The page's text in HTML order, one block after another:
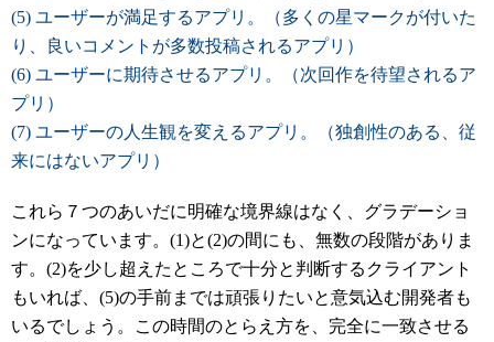
(5) ユーザーが満足するアプリ。（多くの星マークが付いた
り、良いコメントが多数投稿されるアプリ）
(6) ユーザーに期待させるアプリ。（次回作を待望されるア
プリ）
(7) ユーザーの人生観を変えるアプリ。（独創性のある、従
来にはないアプリ）
これら７つのあいだに明確な境界線はなく、グラデーショ
ンになっています。(1)と(2)の間にも、無数の段階がありま
す。(2)を少し超えたところで十分と判断するクライアント
もいれば、(5)の手前までは頑張りたいと意気込む開発者も
いるでしょう。この時間のとらえ方を、完全に一致させる